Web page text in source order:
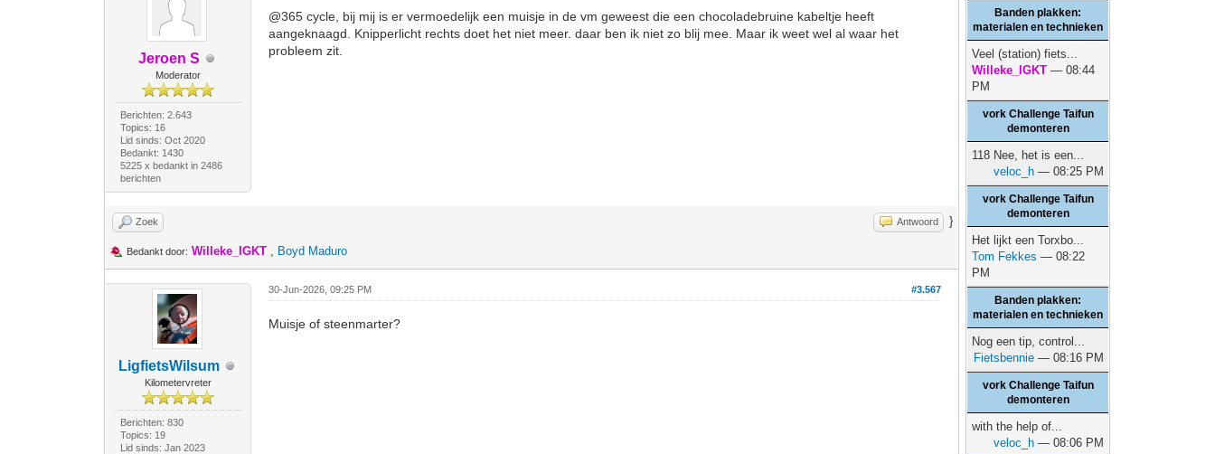
Jeroen S
Moderator
Berichten: 2.643
Topics: 16
Lid sinds: Oct 2020
Bedankt: 1430
5225 x bedankt in 2486
berichten
@365 cycle, bij mij is er vermoedelijk een muisje in de vm geweest die een chocoladebruine kabeltje heeft
aangeknaagd. Knipperlicht rechts doet het niet meer. daar ben ik niet zo blij mee. Maar ik weet wel al waar het
probleem zit.
Zoek Antwoord }
Bedankt door: Willeke_IGKT , Boyd Maduro
LigfietsWilsum
Kilometervreter
Berichten: 830
Topics: 19
Lid sinds: Jan 2023
#3.567
30-Jun-2026, 09:25 PM
Muisje of steenmarter?
Banden plakken:
materialen en technieken
Veel (station) fiets...
Willeke_IGKT — 08:44
PM
vork Challenge Taifun
demonteren
118 Nee, het is een...
veloc_h — 08:25 PM
vork Challenge Taifun
demonteren
Het lijkt een Torxbo...
Tom Fekkes — 08:22
PM
Banden plakken:
materialen en technieken
Nog een tip, control...
Fietsbennie — 08:16 PM
vork Challenge Taifun
demonteren
with the help of...
veloc_h — 08:06 PM